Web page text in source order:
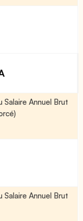
Annuel Brut
Annuel Brut